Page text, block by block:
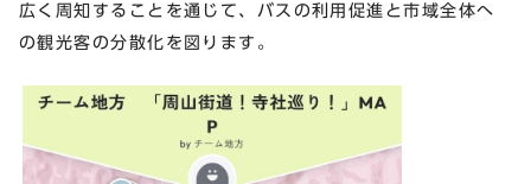
広く周知することを通じて、バスの利用促進と市域全体へ
の観光客の分散化を図ります。